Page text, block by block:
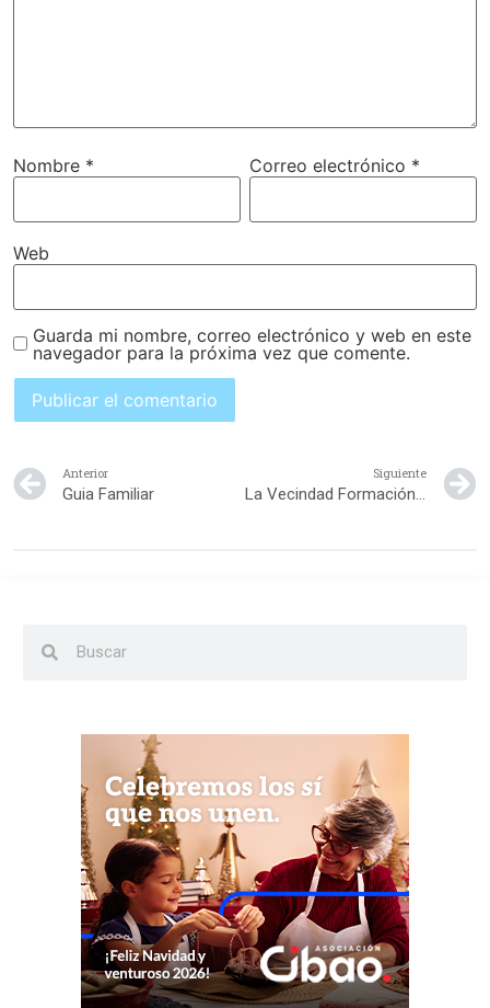
Nombre * Correo electrónico *
Web
Guarda mi nombre, correo electrónico y web en este
navegador para la próxima vez que comente.
Anterior
Guia Familiar
Siguiente
La Vecindad Formación Infantil